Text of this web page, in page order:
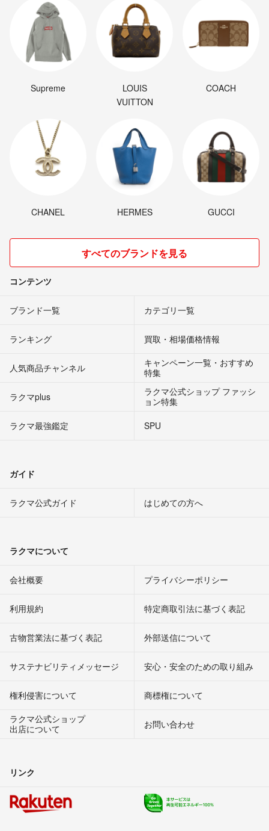
Supreme
LOUIS
VUITTON
COACH
CHANEL HERMES GUCCI
すべてのブランドを見る
コンテンツ
ブランド一覧 カテゴリ一覧
ランキング 買取・相場価格情報
人気商品チャンネル
キャンペーン一覧・おすすめ
特集
ラクマplus
ラクマ公式ショップ ファッシ
ョン特集
ラクマ最強鑑定
SPU
ガイド
ラクマ公式ガイド はじめての方へ
ラクマについて
会社概要 プライバシーポリシー
利用規約 特定商取引法に基づく表記
古物営業法に基づく表記 外部送信について
サステナビリティメッセージ 安心・安全のための取り組み
権利侵害について
商標権について
ラクマ公式ショップ
出店について
お問い合わせ
リンク